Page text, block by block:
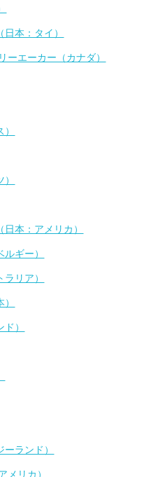
日本：タイ）
ーエーカー（カナダ）
本：アメリカ）
ギー）
リア）
）
ランド）
メリカ）